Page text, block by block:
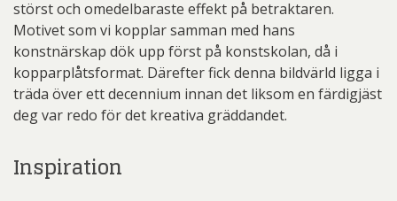
störst och omedelbaraste effekt på betraktaren.
Motivet som vi kopplar samman med hans
konstnärskap dök upp först på konstskolan, då i
kopparplåtsformat. Därefter fick denna bildvärld ligga i
träda över ett decennium innan det liksom en färdigjäst
deg var redo för det kreativa gräddandet.
Inspiration